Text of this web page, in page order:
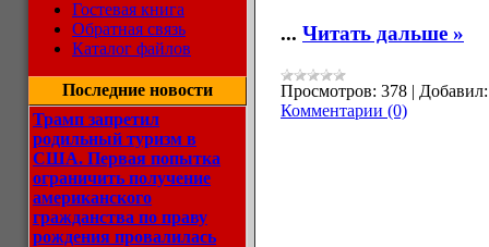
Гостевая книга
Обратная связь
Каталог файлов
Последние новости
Трамп запретил
родильный туризм в
США. Первая попытка
ограничить получение
американского
гражданства по праву
рождения провалилась
... Читать дальше »
Просмотров: 378 | Добавил:
Комментарии (0)